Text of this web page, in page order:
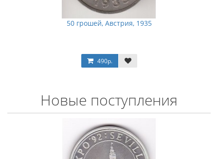
50 грошей, Австрия, 1935
490р.
Новые поступления